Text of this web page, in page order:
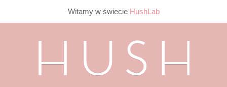
Witamy w świecie HushLab